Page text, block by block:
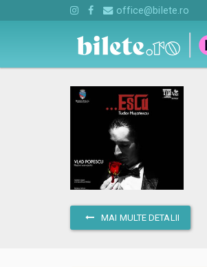
office@bilete.ro
MAI MULTE DETALII